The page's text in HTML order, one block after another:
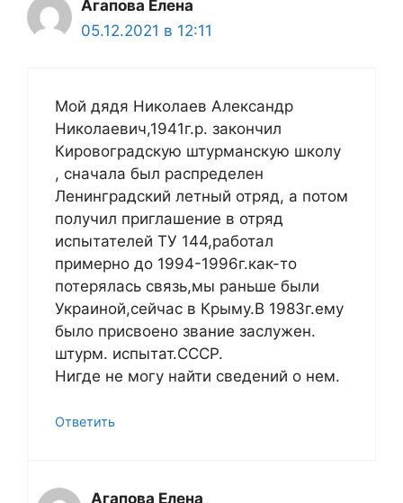
Агапова Елена
05.12.2021 в 12:11
Мой дядя Николаев Александр
Николаевич,1941г.р. закончил
Кировоградскую штурманскую школу
, сначала был распределен
Ленинградский летный отряд, а потом
получил приглашение в отряд
испытателей ТУ 144,работал
примерно до 1994-1996г.как-то
потерялась связь,мы раньше были
Украиной,сейчас в Крыму.В 1983г.ему
было присвоено звание заслужен.
штурм. испытат.СССР.
Нигде не могу найти сведений о нем.
Ответить
Агапова Елена